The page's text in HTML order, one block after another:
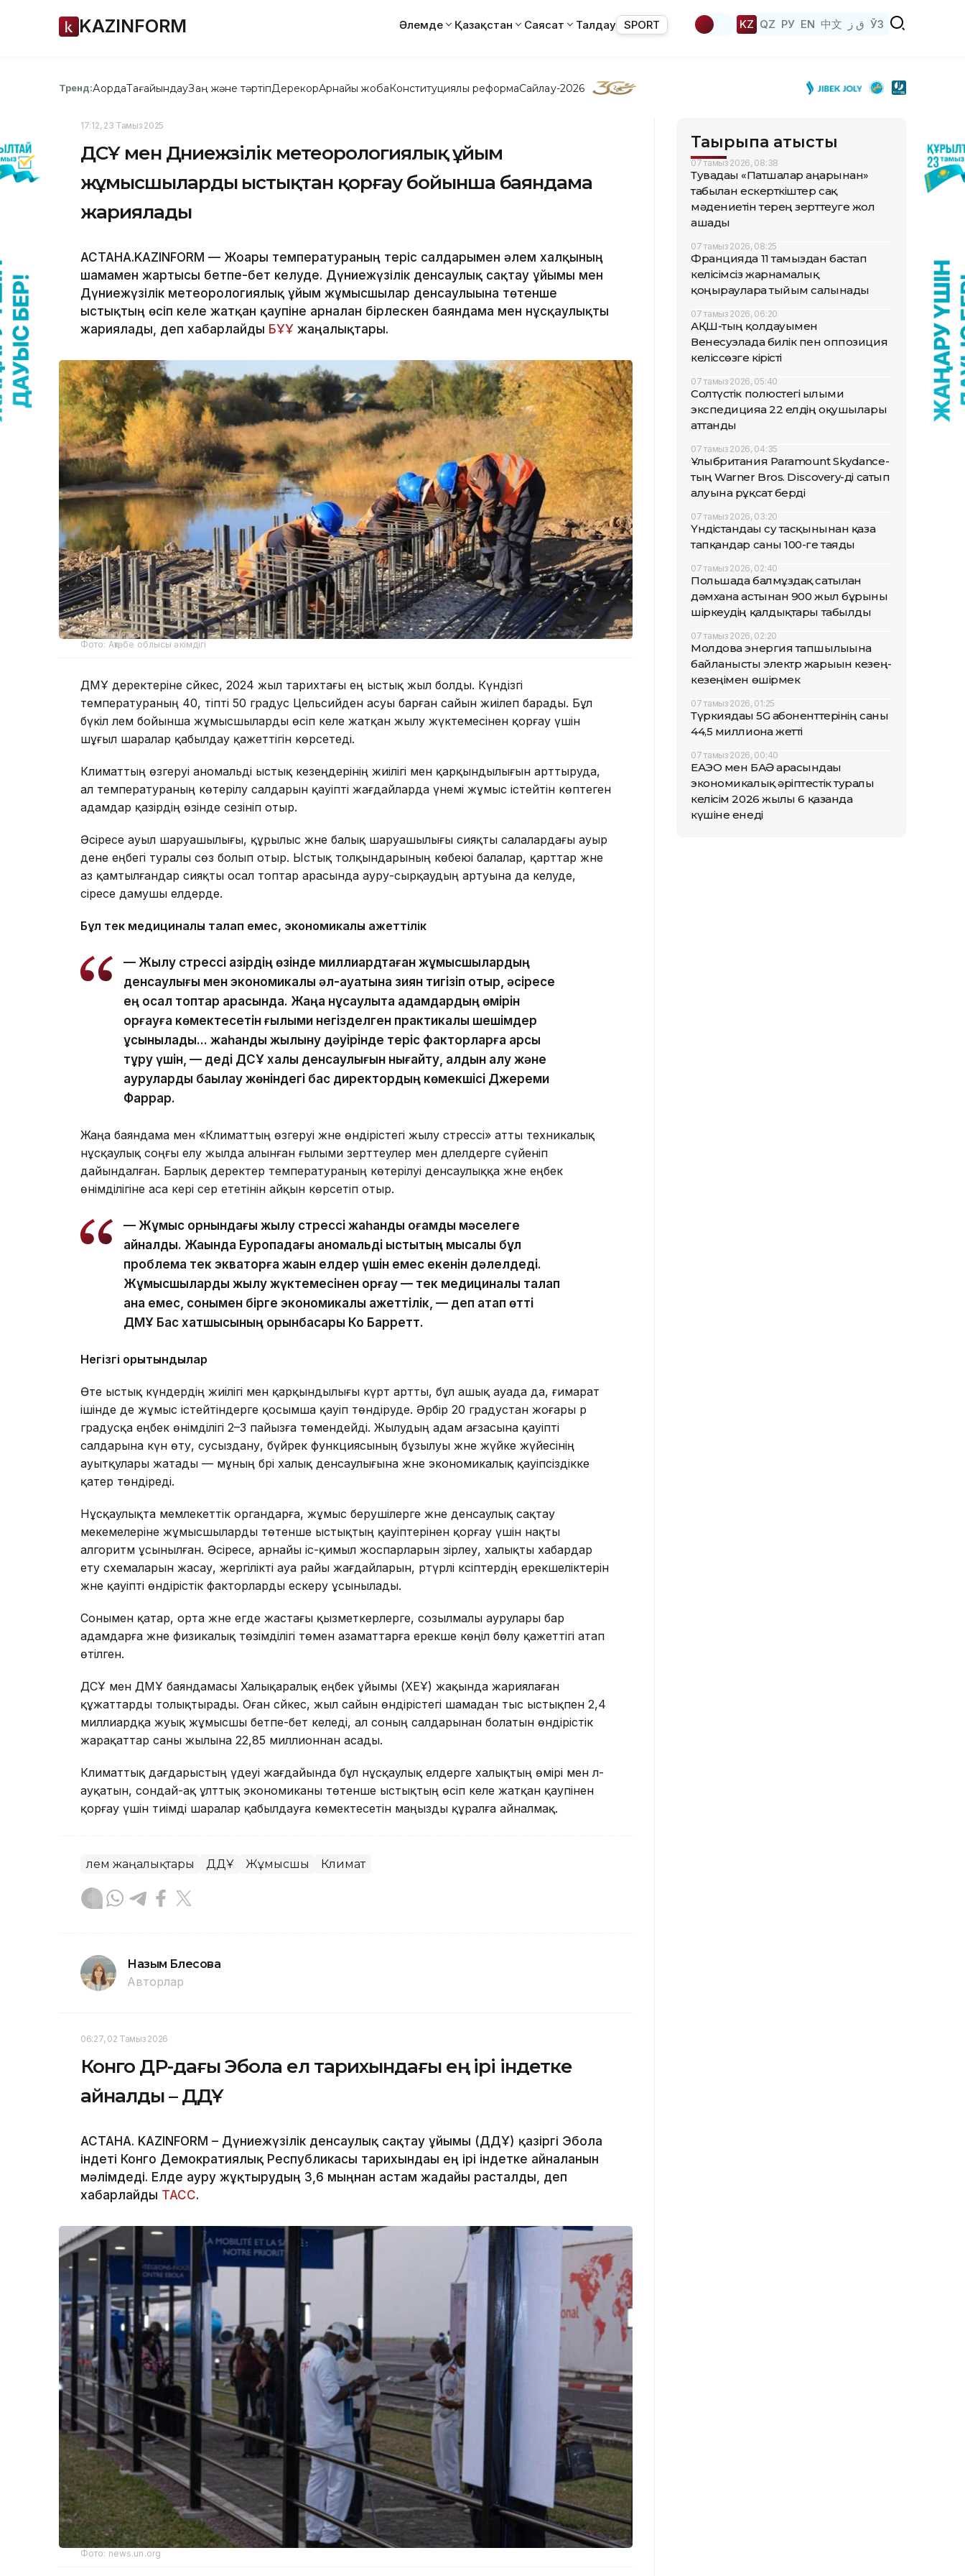
KAZINFORM Әлемде Қазақстан Саясат Талдау SPORT KZ QZ РУ EN 中文 ق ز ЎЗ
Тренд:АқордаТағайындауЗаң және тәртіпДерекқорАрнайы жобаКонституциялық реформаСайлау-2026
17:12, 23 Тамыз 2025
ДСҰ мен Дүниежүзілік метеорологиялық ұйым
жұмысшыларды ыстықтан қорғау бойынша баяндама
жариялады
АСТАНА.KAZINFORM — Жоғары температураның теріс салдарымен әлем халқының
шамамен жартысы бетпе-бет келуде. Дүниежүзілік денсаулық сақтау ұйымы мен
Дүниежүзілік метеорологиялық ұйым жұмысшылар денсаулығына төтенше
ыстықтың өсіп келе жатқан қаупіне арналған бірлескен баяндама мен нұсқаулықты
жариялады, деп хабарлайды БҰҰ жаңалықтары.
Фото: Ақтөбе облысы әкімдігі
ДМҰ деректеріне сәйкес, 2024 жыл тарихтағы ең ыстық жыл болды. Күндізгі
температураның 40, тіпті 50 градус Цельсийден асуы барған сайын жиілеп барады. Бұл
бүкіл әлем бойынша жұмысшыларды өсіп келе жатқан жылу жүктемесінен қорғау үшін
шұғыл шаралар қабылдау қажеттігін көрсетеді.
Климаттың өзгеруі аномальді ыстық кезеңдерінің жиілігі мен қарқындылығын арттыруда,
ал температураның көтерілу салдарын қауіпті жағдайларда үнемі жұмыс істейтін көптеген
адамдар қазірдің өзінде сезініп отыр.
Әсіресе ауыл шаруашылығы, құрылыс және балық шаруашылығы сияқты салалардағы ауыр
дене еңбегі туралы сөз болып отыр. Ыстық толқындарының көбеюі балалар, қарттар және
аз қамтылғандар сияқты осал топтар арасында ауру-сырқаудың артуына да әкелуде,
әсіресе дамушы елдерде.
Бұл тек медициналық талап емес, экономикалық қажеттілік
— Жылу стрессі қазірдің өзінде миллиардтаған жұмысшылардың
денсаулығы мен экономикалық әл-ауқатына зиян тигізіп отыр, әсіресе
ең осал топтар арасында. Жаңа нұсқаулықта адамдардың өмірін
қорғауға көмектесетін ғылыми негізделген практикалық шешімдер
ұсынылады... жаһандық жылыну дәуірінде теріс факторларға қарсы
тұру үшін, — деді ДСҰ халық денсаулығын нығайту, алдын алу және
ауруларды бақылау жөніндегі бас директордың көмекшісі Джереми
Фаррар.
Жаңа баяндама мен «Климаттың өзгеруі және өндірістегі жылу стрессі» атты техникалық
нұсқаулық соңғы елу жылда алынған ғылыми зерттеулер мен дәлелдерге сүйеніп
дайындалған. Барлық деректер температураның көтерілуі денсаулыққа және еңбек
өнімділігіне аса кері әсер ететінін айқын көрсетіп отыр.
— Жұмыс орнындағы жылу стрессі жаһандық қоғамдық мәселеге
айналды. Жақында Еуропадағы аномальді ыстықтың мысалы бұл
проблема тек экваторға жақын елдер үшін емес екенін дәлелдеді.
Жұмысшыларды жылу жүктемесінен қорғау — тек медициналық талап
қана емес, сонымен бірге экономикалық қажеттілік, — деп атап өтті
ДМҰ Бас хатшысының орынбасары Ко Барретт.
Негізгі қорытындылар
Өте ыстық күндердің жиілігі мен қарқындылығы күрт артты, бұл ашық ауада да, ғимарат
ішінде де жұмыс істейтіндерге қосымша қауіп төндіруде. Әрбір 20 градустан жоғары әр
градусқа еңбек өнімділігі 2–3 пайызға төмендейді. Жылудың адам ағзасына қауіпті
салдарына күн өту, сусыздану, бүйрек функциясының бұзылуы және жүйке жүйесінің
ауытқулары жатады — мұның бәрі халық денсаулығына және экономикалық қауіпсіздікке
қатер төндіреді.
Нұсқаулықта мемлекеттік органдарға, жұмыс берушілерге және денсаулық сақтау
мекемелеріне жұмысшыларды төтенше ыстықтың қауіптерінен қорғау үшін нақты
алгоритм ұсынылған. Әсіресе, арнайы іс-қимыл жоспарларын әзірлеу, халықты хабардар
ету схемаларын жасау, жергілікті ауа райы жағдайларын, әртүрлі кәсіптердің ерекшеліктерін
және қауіпті өндірістік факторларды ескеру ұсынылады.
Сонымен қатар, орта және егде жастағы қызметкерлерге, созылмалы аурулары бар
адамдарға және физикалық төзімділігі төмен азаматтарға ерекше көңіл бөлу қажеттігі атап
өтілген.
ДСҰ мен ДМҰ баяндамасы Халықаралық еңбек ұйымы (ХЕҰ) жақында жариялаған
құжаттарды толықтырады. Оған сәйкес, жыл сайын өндірістегі шамадан тыс ыстықпен 2,4
миллиардқа жуық жұмысшы бетпе-бет келеді, ал соның салдарынан болатын өндірістік
жарақаттар саны жылына 22,85 миллионнан асады.
Климаттық дағдарыстың үдеуі жағдайында бұл нұсқаулық елдерге халықтың өмірі мен әл-
ауқатын, сондай-ақ ұлттық экономиканы төтенше ыстықтың өсіп келе жатқан қаупінен
қорғау үшін тиімді шаралар қабылдауға көмектесетін маңызды құралға айналмақ.
Әлем жаңалықтары ДДҰ Жұмысшы Климат
Назым Бөлесова
Авторлар
06:27, 02 Тамыз 2026
Конго ДР-дағы Эбола ел тарихындағы ең ірі індетке
айналды – ДДҰ
АСТАНА. KAZINFORM – Дүниежүзілік денсаулық сақтау ұйымы (ДДҰ) қазіргі Эбола
індеті Конго Демократиялық Республикасы тарихындағы ең ірі індетке айналғанын
мәлімдеді. Елде ауру жұқтырудың 3,6 мыңнан астам жағдайы расталды, деп
хабарлайды ТАСС.
Фото: news.un.org
Тақырыпқа қатысты
07 тамыз 2026, 08:38
Тувадағы «Патшалар аңғарынан»
табылған ескерткіштер сақ
мәдениетін терең зерттеуге жол
ашады
07 тамыз 2026, 08:25
Францияда 11 тамыздан бастап
келісімсіз жарнамалық
қоңырауларға тыйым салынады
07 тамыз 2026, 06:20
АҚШ-тың қолдауымен
Венесуэлада билік пен оппозиция
келіссөзге кірісті
07 тамыз 2026, 05:40
Солтүстік полюстегі ғылыми
экспедицияға 22 елдің оқушылары
аттанды
07 тамыз 2026, 04:35
Ұлыбритания Paramount Skydance-
тың Warner Bros. Discovery-ді сатып
алуына рұқсат берді
07 тамыз 2026, 03:20
Үндістандағы су тасқынынан қаза
тапқандар саны 100-ге таяды
07 тамыз 2026, 02:40
Польшада балмұздақ сатылған
дәмхана астынан 900 жыл бұрынғы
шіркеудің қалдықтары табылды
07 тамыз 2026, 02:20
Молдова энергия тапшылығына
байланысты электр жарығын кезең-
кезеңімен өшірмек
07 тамыз 2026, 01:25
Түркиядағы 5G абоненттерінің саны
44,5 миллионға жетті
07 тамыз 2026, 00:40
ЕАЭО мен БАӘ арасындағы
экономикалық әріптестік туралы
келісім 2026 жылғы 6 қазанда
күшіне енеді